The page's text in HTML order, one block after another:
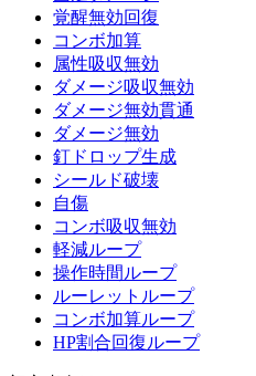
覚醒無効回復
コンボ加算
属性吸収無効
ダメージ吸収無効
ダメージ無効貫通
ダメージ無効
釘ドロップ生成
シールド破壊
自傷
コンボ吸収無効
軽減ループ
操作時間ループ
ルーレットループ
コンボ加算ループ
HP割合回復ループ